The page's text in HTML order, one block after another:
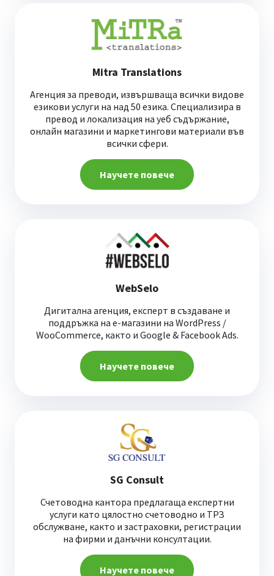
Mitra Translations
Агенция за преводи, извършваща всички видове
езикови услуги на над 50 езика. Специализира в
превод и локализация на уеб съдържание,
онлайн магазини и маркетингови материали във
всички сфери.
Научете повече
WebSelo
Дигитална агенция, експерт в създаване и
поддръжка на е-магазини на WordPress /
WooCommerce, както и Google & Facebook Ads.
Научете повече
SG Consult
Счетоводна кантора предлагаща експертни
услуги като цялостно счетоводно и ТРЗ
обслужване, както и застраховки, регистрации
на фирми и данъчни консултации.
Научете повече